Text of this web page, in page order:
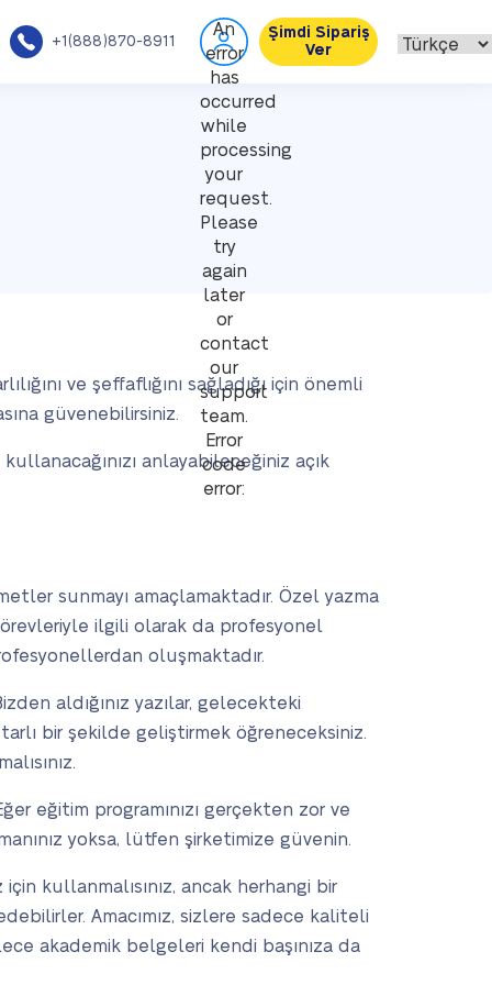
+1(888)870-8911
An
error
has
occurred
while
processing
your
request.
Please
try
again
later
or
contact
our
support
team.
Error
code
error:
Şimdi Sipariş
Ver
ve şeffaflığını sağladığı için önemli
güvenebilirsiniz.
anlayabileceğiniz açık
sunmayı amaçlamaktadır. Özel yazma
ilgili olarak da profesyonel
oluşmaktadır.
aldığınız yazılar, gelecekteki
bir şekilde geliştirmek öğreneceksiniz.
eğitim programınızı gerçekten zor ve
yoksa, lütfen şirketimize güvenin.
kullanmalısınız, ancak herhangi bir
Amacımız, sizlere sadece kaliteli
akademik belgeleri kendi başınıza da